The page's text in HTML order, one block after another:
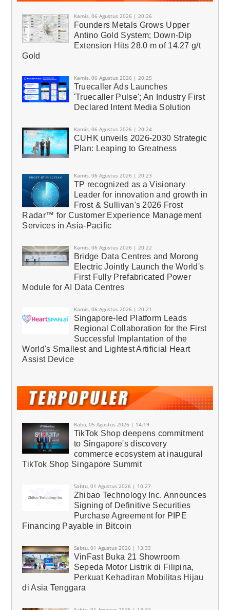
Kamis, 06 Agustus 2026 | 20:26
Founders Metals Grows Upper
Antino Gold System; Down-Dip
Extension Hits 28.0 m of 14.27 g/t
Gold
Kamis, 06 Agustus 2026 | 20:25
Truecaller Ads Launches
'Truecaller Pulse'; An Industry First
Declared Intent Media Solution
Kamis, 06 Agustus 2026 | 20:24
CUHK unveils 2026-2030 Strategic
Plan: Leaping to Greatness
Kamis, 06 Agustus 2026 | 20:23
TP recognized as a Visionary
Leader for innovation and growth in
Frost & Sullivan's 2026 Frost
Radar™ for Customer Experience Management
Services in Asia-Pacific
Kamis, 06 Agustus 2026 | 20:22
Bridge Data Centres and Morong
Electric Jointly Launch the World's
First Fully Prefabricated Power
Module for AI Data Centres
Kamis, 06 Agustus 2026 | 20:21
Singapore-led Platform Leads
Regional Collaboration for the First
Successful Implantation of the
World's Smallest and Lightest Artificial Heart
Assist Device
Rabu, 05 Agustus 2026 | 14:19
TikTok Shop deepens commitment
to Singapore's discovery
commerce ecosystem at inaugural
TikTok Shop Singapore Summit
Sabtu, 01 Agustus 2026 | 10:27
Zhibao Technology Inc. Announces
Signing of Definitive Securities
Purchase Agreement for PIPE
Financing Payable in Bitcoin
Sabtu, 01 Agustus 2026 | 13:33
VinFast Buka 21 Showroom
Sepeda Motor Listrik di Filipina,
Perkuat Kehadiran Mobilitas Hijau
di Asia Tenggara